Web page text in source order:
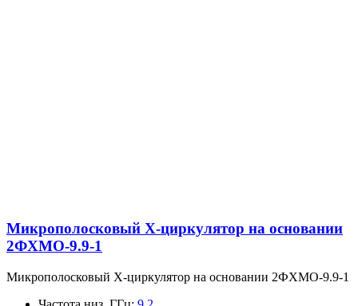
Микрополосковый X-циркулятор на основании
2ФХМО-9.9-1
Микрополосковый X-циркулятор на основании 2ФХМО-9.9-1